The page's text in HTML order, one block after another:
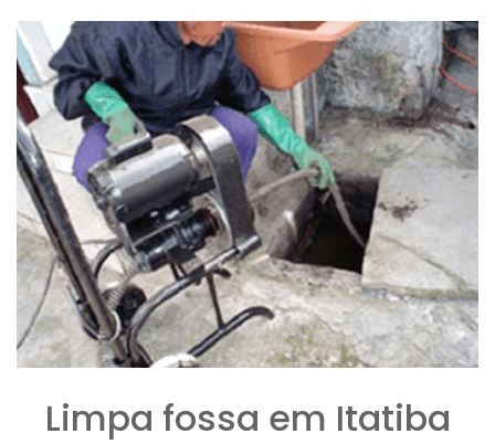
Limpa fossa em Itatiba